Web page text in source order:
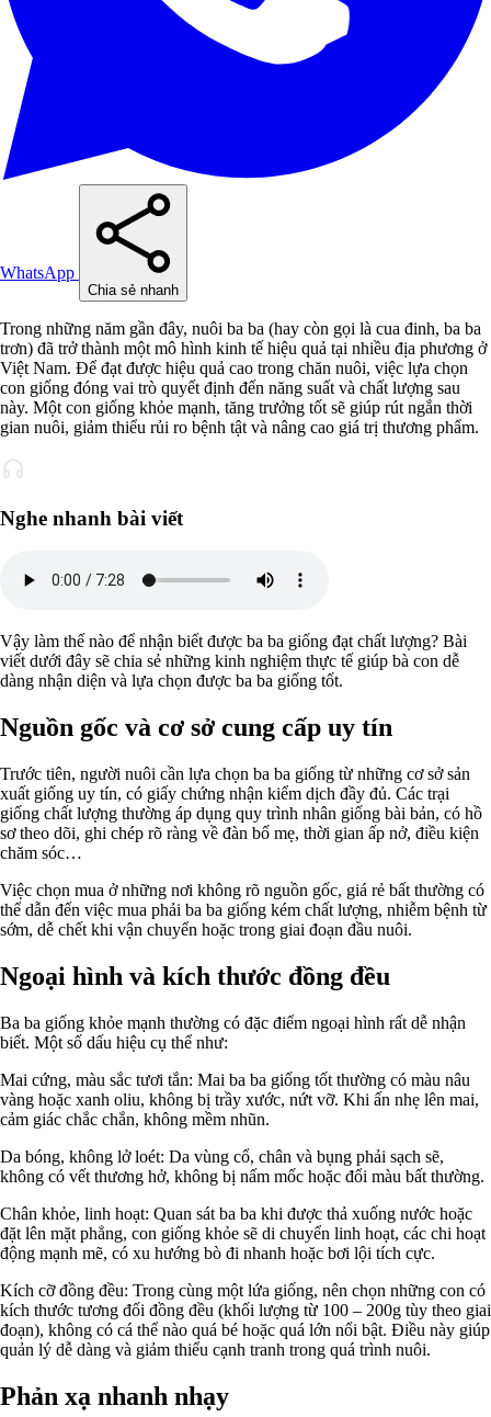
WhatsApp
Chia sẻ nhanh
Trong những năm gần đây, nuôi ba ba (hay còn gọi là cua đinh, ba ba
trơn) đã trở thành một mô hình kinh tế hiệu quả tại nhiều địa phương ở
Việt Nam. Để đạt được hiệu quả cao trong chăn nuôi, việc lựa chọn
con giống đóng vai trò quyết định đến năng suất và chất lượng sau
này. Một con giống khỏe mạnh, tăng trưởng tốt sẽ giúp rút ngắn thời
gian nuôi, giảm thiểu rủi ro bệnh tật và nâng cao giá trị thương phẩm.
Nghe nhanh bài viết
Vậy làm thế nào để nhận biết được ba ba giống đạt chất lượng? Bài
viết dưới đây sẽ chia sẻ những kinh nghiệm thực tế giúp bà con dễ
dàng nhận diện và lựa chọn được ba ba giống tốt.
Nguồn gốc và cơ sở cung cấp uy tín
Trước tiên, người nuôi cần lựa chọn ba ba giống từ những cơ sở sản
xuất giống uy tín, có giấy chứng nhận kiểm dịch đầy đủ. Các trại
giống chất lượng thường áp dụng quy trình nhân giống bài bản, có hồ
sơ theo dõi, ghi chép rõ ràng về đàn bố mẹ, thời gian ấp nở, điều kiện
chăm sóc…
Việc chọn mua ở những nơi không rõ nguồn gốc, giá rẻ bất thường có
thể dẫn đến việc mua phải ba ba giống kém chất lượng, nhiễm bệnh từ
sớm, dễ chết khi vận chuyển hoặc trong giai đoạn đầu nuôi.
Ngoại hình và kích thước đồng đều
Ba ba giống khỏe mạnh thường có đặc điểm ngoại hình rất dễ nhận
biết. Một số dấu hiệu cụ thể như:
Mai cứng, màu sắc tươi tắn: Mai ba ba giống tốt thường có màu nâu
vàng hoặc xanh oliu, không bị trầy xước, nứt vỡ. Khi ấn nhẹ lên mai,
cảm giác chắc chắn, không mềm nhũn.
Da bóng, không lở loét: Da vùng cổ, chân và bụng phải sạch sẽ,
không có vết thương hở, không bị nấm mốc hoặc đổi màu bất thường.
Chân khỏe, linh hoạt: Quan sát ba ba khi được thả xuống nước hoặc
đặt lên mặt phẳng, con giống khỏe sẽ di chuyển linh hoạt, các chi hoạt
động mạnh mẽ, có xu hướng bò đi nhanh hoặc bơi lội tích cực.
Kích cỡ đồng đều: Trong cùng một lứa giống, nên chọn những con có
kích thước tương đối đồng đều (khối lượng từ 100 – 200g tùy theo giai
đoạn), không có cá thể nào quá bé hoặc quá lớn nổi bật. Điều này giúp
quản lý dễ dàng và giảm thiểu cạnh tranh trong quá trình nuôi.
Phản xạ nhanh nhạy